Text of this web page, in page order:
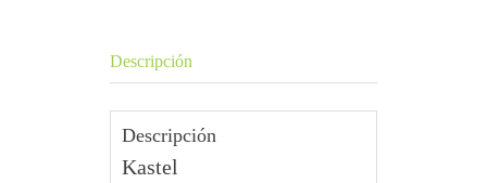
Descripción
Descripción
Kastel